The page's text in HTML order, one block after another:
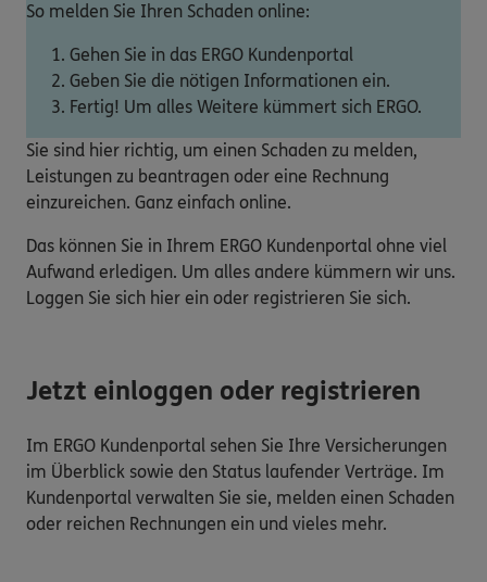
So melden Sie Ihren Schaden online:
Gehen Sie in das ERGO Kundenportal
Geben Sie die nötigen Informationen ein.
Fertig! Um alles Weitere kümmert sich ERGO.
Sie sind hier richtig, um einen Schaden zu melden,
Leistungen zu beantragen oder eine Rechnung
einzureichen. Ganz einfach online.
Das können Sie in Ihrem ERGO Kundenportal ohne viel
Aufwand erledigen. Um alles andere kümmern wir uns.
Loggen Sie sich hier ein oder registrieren Sie sich.
Jetzt einloggen oder registrieren
Im ERGO Kundenportal sehen Sie Ihre Versicherungen
im Überblick sowie den Status laufender Verträge. Im
Kundenportal verwalten Sie sie, melden einen Schaden
oder reichen Rechnungen ein und vieles mehr.